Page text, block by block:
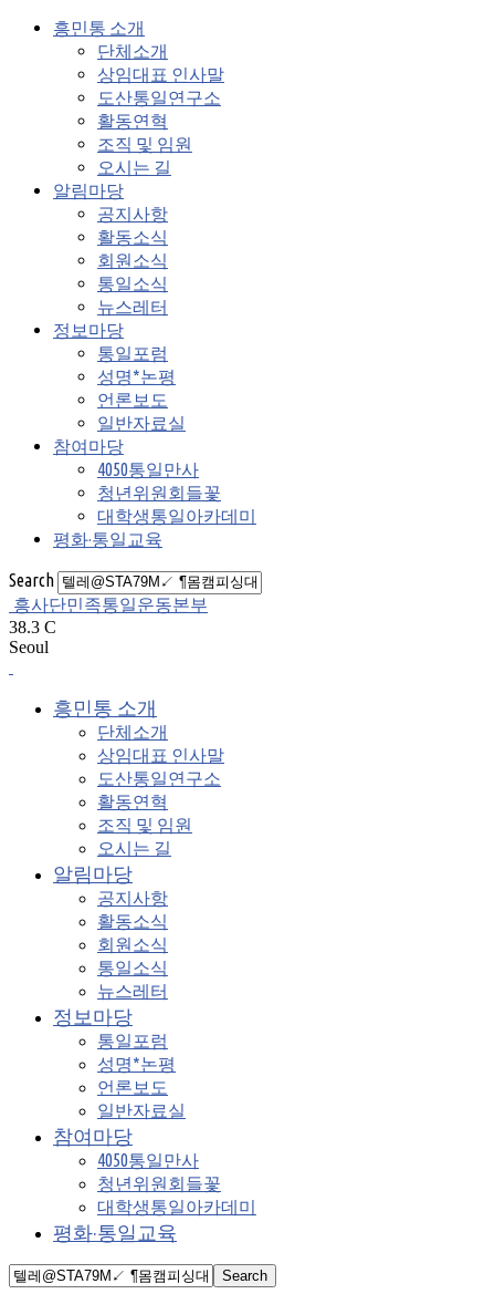
흥민통 소개
단체소개
상임대표 인사말
도산통일연구소
활동연혁
조직 및 임원
오시는 길
알림마당
공지사항
활동소식
회원소식
통일소식
뉴스레터
정보마당
통일포럼
성명*논평
언론보도
일반자료실
참여마당
4050통일만사
청년위원회들꽃
대학생통일아카데미
평화·통일교육
Search
흥사단민족통일운동본부
38.3 C
Seoul
흥민통 소개
단체소개
상임대표 인사말
도산통일연구소
활동연혁
조직 및 임원
오시는 길
알림마당
공지사항
활동소식
회원소식
통일소식
뉴스레터
정보마당
통일포럼
성명*논평
언론보도
일반자료실
참여마당
4050통일만사
청년위원회들꽃
대학생통일아카데미
평화·통일교육